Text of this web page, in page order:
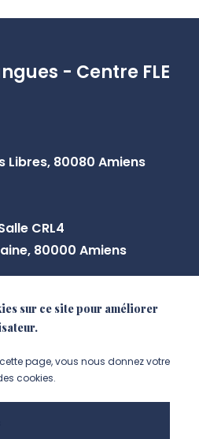
- Centre FLE
Libres, 80080 Amiens
CRL4
80000 Amiens
sur ce site pour améliorer
page, vous nous donnez votre
cookies.